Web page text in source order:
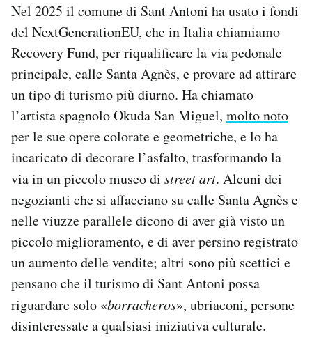
Nel 2025 il comune di Sant Antoni ha usato i fondi
del NextGenerationEU, che in Italia chiamiamo
Recovery Fund, per riqualificare la via pedonale
principale, calle Santa Agnès, e provare ad attirare
un tipo di turismo più diurno. Ha chiamato
l’artista spagnolo Okuda San Miguel, molto noto
per le sue opere colorate e geometriche, e lo ha
incaricato di decorare l’asfalto, trasformando la
via in un piccolo museo di street art. Alcuni dei
negozianti che si affacciano su calle Santa Agnès e
nelle viuzze parallele dicono di aver già visto un
piccolo miglioramento, e di aver persino registrato
un aumento delle vendite; altri sono più scettici e
pensano che il turismo di Sant Antoni possa
riguardare solo «borracheros», ubriaconi, persone
disinteressate a qualsiasi iniziativa culturale.